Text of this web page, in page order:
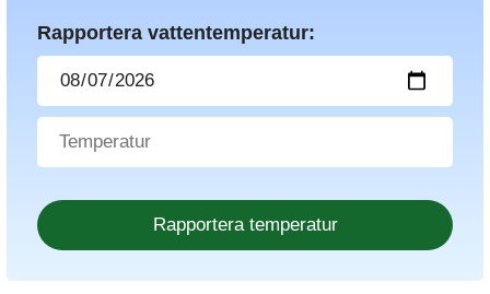
Rapportera vattentemperatur: